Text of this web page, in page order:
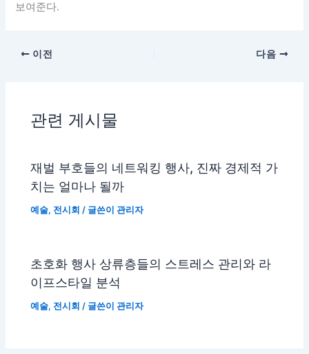
보여준다.
이전 다음
관련 게시물
재벌 부호들의 네트워킹 행사, 진짜 경제적 가
치는 얼마나 될까
예술, 전시회 / 글쓴이관리자
초호화 행사 상류층들의 스트레스 관리와 라
이프스타일 분석
예술, 전시회 / 글쓴이관리자